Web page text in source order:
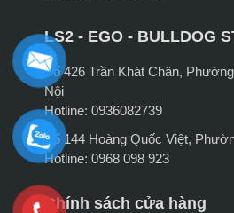
LS2 - EGO - BULLDOG
Số 426 Trần Khát Chân,
Nội
Hotline: 0936082739
Số 144 Hoàng Quốc Việt,
Hotline: 0968 098 923
Chính sách cửa hàng